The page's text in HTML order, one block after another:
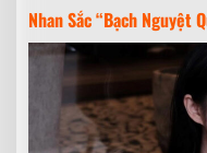
Nhan Sắc “Bạch Nguyệt